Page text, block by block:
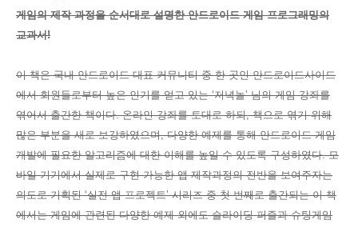
게임의 제작 과정을 순서대로 설명한 안드로이드 게임 프로그래밍의
교과서!
이 책은 국내 안드로이드 대표 커뮤니티 중 한 곳인 안드로이드사이드
에서 회원들로부터 높은 인기를 얻고 있는 ‘저녁놀’ 님의 게임 강좌를
엮어서 출간한 책이다. 온라인 강좌를 토대로 하되, 책으로 엮기 위해
많은 부분을 새로 보강하였으며, 다양한 예제를 통해 안드로이드 게임
개발에 필요한 알고리즘에 대한 이해를 높일 수 있도록 구성하였다. 모
바일 기기에서 실제로 구현 가능한 앱 제작과정의 전반을 보여주자는
의도로 기획된 ‘실전 앱 프로젝트’ 시리즈 중 첫 번째로 출간되는 이 책
에서는 게임에 관련된 다양한 예제 외에도 슬라이딩 퍼즐과 슈팅게임